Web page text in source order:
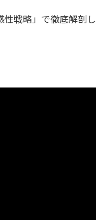
戦略」で徹底解剖